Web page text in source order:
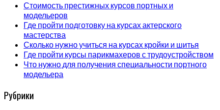
Стоимость престижных курсов портных и
модельеров
Где пройти подготовку на курсах актерского
мастерства
Сколько нужно учиться на курсах кройки и шитья
Где пройти курсы парикмахеров с трудоустройством
Что нужно для получения специальности портного
модельера
Рубрики